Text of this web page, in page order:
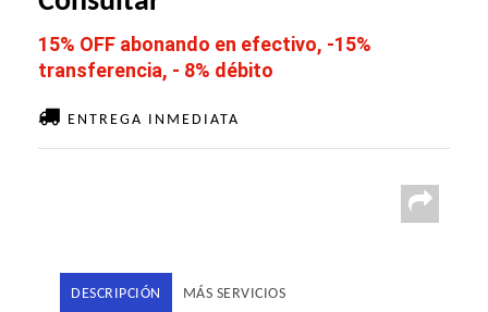
15% OFF abonando en efectivo, -15%
transferencia, - 8% débito
ENTREGA INMEDIATA
DESCRIPCIÓN MÁS SERVICIOS